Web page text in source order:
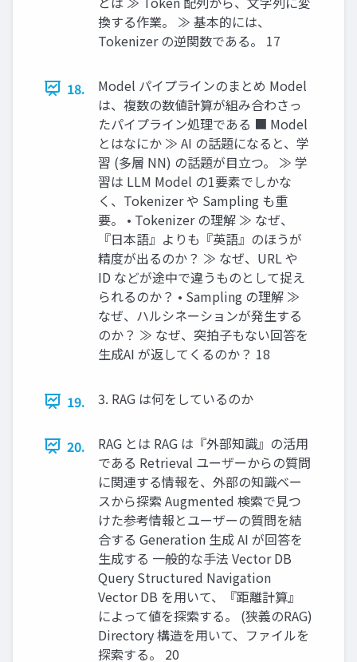
換する作業。 ≫ 基本的には、
Tokenizer の逆関数である。 17
18.
Model パイプラインのまとめ Model
は、複数の数値計算が組み合わさっ
たパイプライン処理である ■ Model
とはなにか ≫ AI の話題になると、学
習 (多層 NN) の話題が目立つ。 ≫ 学
習は LLM Model の1要素でしかな
く、Tokenizer や Sampling も重
要。 • Tokenizer の理解 ≫ なぜ、
『日本語』よりも『英語』のほうが
精度が出るのか？ ≫ なぜ、URL や
ID などが途中で違うものとして捉え
られるのか？ • Sampling の理解 ≫
なぜ、ハルシネーションが発生する
のか？ ≫ なぜ、突拍子もない回答を
生成AI が返してくるのか？ 18
19. 3. RAG は何をしているのか
20.
RAG とは RAG は『外部知識』の活用
である Retrieval ユーザーからの質問
に関連する情報を、外部の知識ベー
スから探索 Augmented 検索で見つ
けた参考情報とユーザーの質問を結
合する Generation 生成 AI が回答を
生成する 一般的な手法 Vector DB
Query Structured Navigation
Vector DB を用いて、『距離計算』
によって値を探索する。 (狭義のRAG)
Directory 構造を用いて、ファイルを
探索する。 20